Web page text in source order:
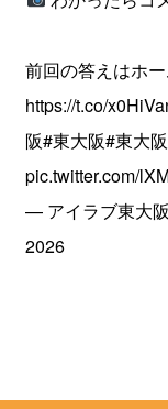
前回の答えはホ
https://t.co/
阪#東大阪#東大
pic.twitter.com/
— アイラブ東大
2026